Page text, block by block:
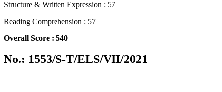
Structure & Written Expression : 57
Reading Comprehension : 57
Overall Score : 540
No.: 1553/S-T/ELS/VII/2021